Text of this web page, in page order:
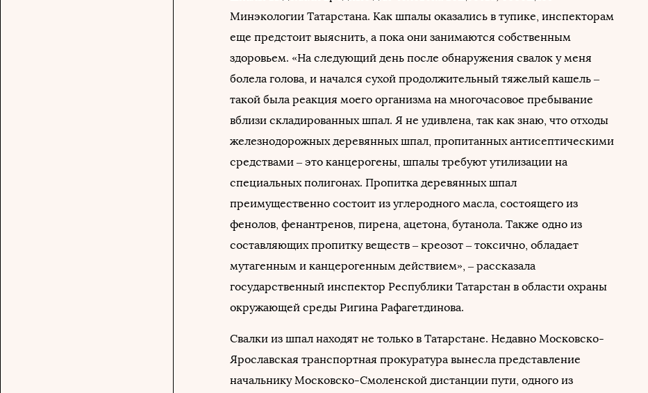
Минэкологии Татарстана. Как шпалы оказались в тупике, инспекторам
еще предстоит выяснить, а пока они занимаются собственным
здоровьем. «На следующий день после обнаружения свалок у меня
болела голова, и начался сухой продолжительный тяжелый кашель –
такой была реакция моего организма на многочасовое пребывание
вблизи складированных шпал. Я не удивлена, так как знаю, что отходы
железнодорожных деревянных шпал, пропитанных антисептическими
средствами – это канцерогены, шпалы требуют утилизации на
специальных полигонах. Пропитка деревянных шпал
преимущественно состоит из углеродного масла, состоящего из
фенолов, фенантренов, пирена, ацетона, бутанола. Также одно из
составляющих пропитку веществ – креозот – токсично, обладает
мутагенным и канцерогенным действием», – рассказала
государственный инспектор Республики Татарстан в области охраны
окружающей среды Ригина Рафагетдинова.
Свалки из шпал находят не только в Татарстане. Недавно Московско-
Ярославская транспортная прокуратура вынесла представление
начальнику Московско-Смоленской дистанции пути, одного из